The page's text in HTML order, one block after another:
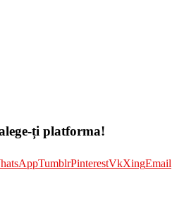
ți platforma!
TumblrPinterestVkXingEmail